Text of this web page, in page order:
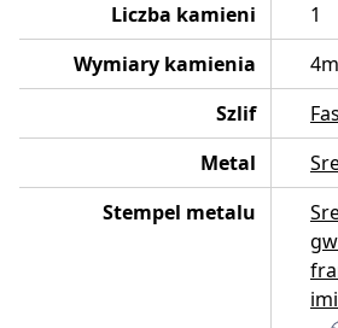
Liczba kamieni
1
Wymiary kamienia
Szlif
Metal
Stempel metalu